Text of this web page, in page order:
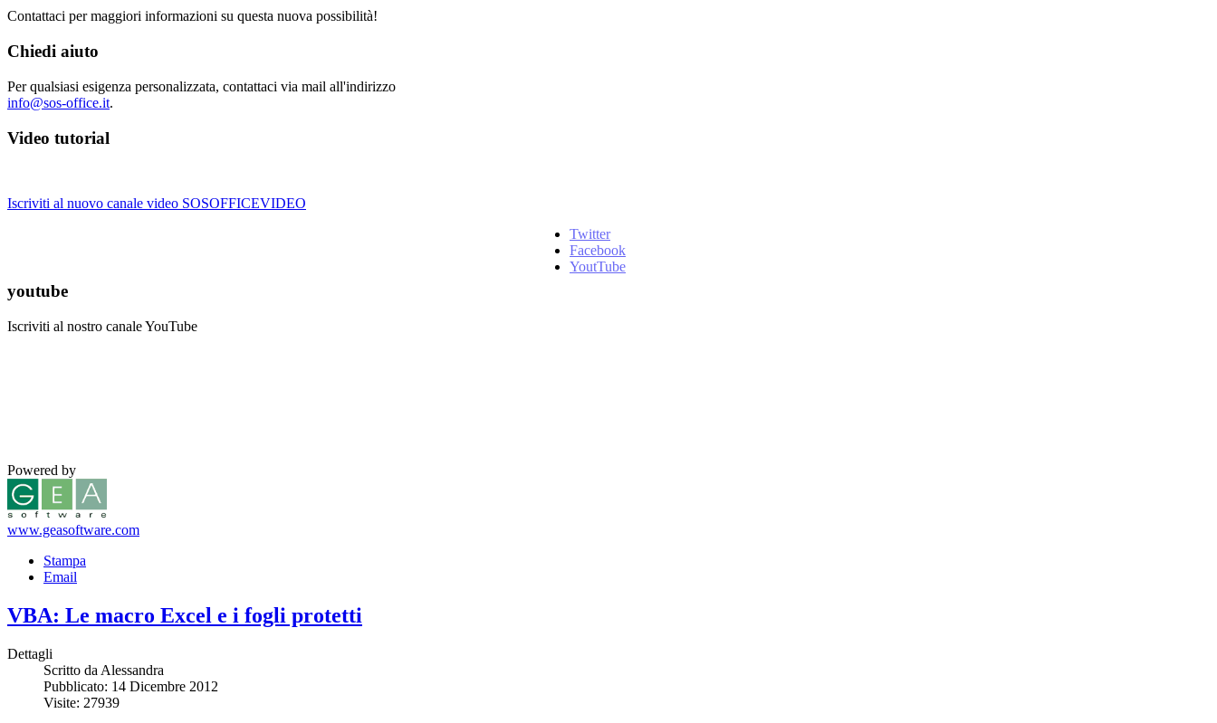
Contattaci per maggiori informazioni su questa nuova possibilità!
Chiedi aiuto
Per qualsiasi esigenza personalizzata, contattaci via mail all'indirizzo
info@sos-office.it.
Video tutorial
Iscriviti al nuovo canale video SOSOFFICEVIDEO
Twitter
Facebook
YoutTube
youtube
Iscriviti al nostro canale YouTube
Powered by
www.geasoftware.com
Stampa
Email
VBA: Le macro Excel e i fogli protetti
Dettagli
Scritto da Alessandra
Pubblicato: 14 Dicembre 2012
Visite: 27939